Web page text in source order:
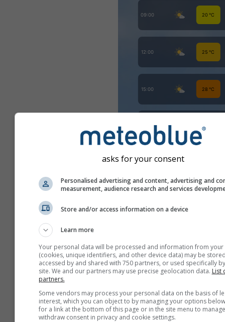
Více informací
asks for your consent
Personalised advertising and content, advertising and
measurement, audience research and services
Store and/or access information on a device
Learn more
Your personal data will be processed and information from your
(cookies, unique identifiers, and other device data) may be
accessed by and shared with 750 partners, or used specifically
site. We and our partners may use precise geolocation data. List
partners.
Some vendors may process your personal data on the basis of
interest, which you can object to by managing your options
for a link at the bottom of this page or in the site menu to
withdraw consent in privacy and cookie settings.